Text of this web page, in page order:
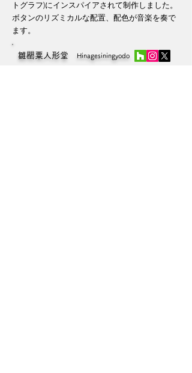
トグラフ)にインスパイアされて制作しました。
ボタンのリズミカルな配置、配色が音楽を奏で
ます。
雛罌粟人形堂 Hinagesiningyodo